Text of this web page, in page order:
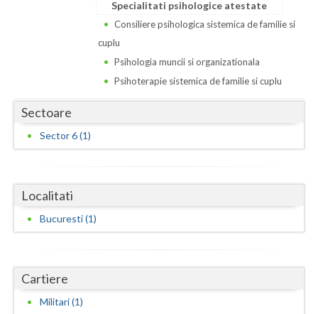
Harghita
Iasi
Ilfov
Mehedinti
Specialitati psihologice atestate
Consiliere psihologica sistemica de familie si
cuplu
Psihologia muncii si organizationala
Psihoterapie sistemica de familie si cuplu
Sectoare
Sector 6 (1)
Localitati
Bucuresti (1)
Cartiere
Militari (1)